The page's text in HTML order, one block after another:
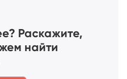
Раскажите,
найти